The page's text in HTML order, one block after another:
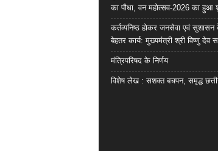
का पौधा, वन महोत्सव-2026 का हुआ
कर्तव्यनिष्ठ होकर जनसेवा एवं
बेहतर कार्य: मुख्यमंत्री श्री विष्णु देव
मंत्रिपरिषद के निर्णय
विशेष लेख : सशक्त बचपन, समृद्ध